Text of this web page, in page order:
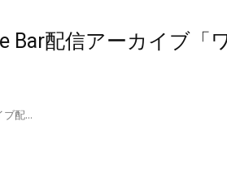
Bar配信アーカイブ「
配...